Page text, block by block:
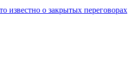
известно о закрытых переговорах